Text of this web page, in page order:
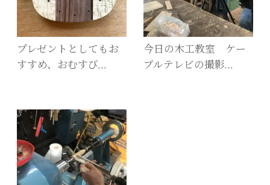
プレゼントとしてもお
すすめ、おむすび…
今日の木工教室 ケー
ブルテレビの撮影…